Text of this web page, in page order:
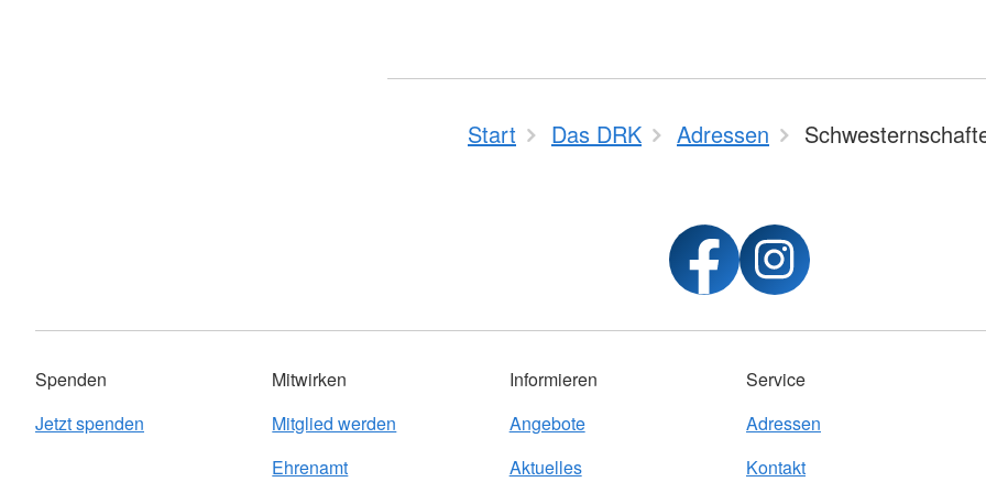
Start Das DRK Adressen
Spenden
Jetzt spenden
Mitwirken
Mitglied werden
Ehrenamt
Informieren
Angebote
Aktuelles
Service
Adressen
Kontakt